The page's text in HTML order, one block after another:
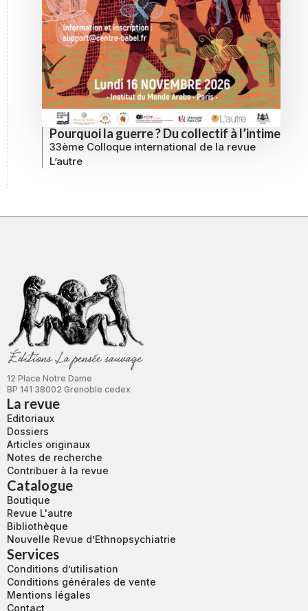
Pourquoi la guerre ? Du collectif à l’intime
33ème Colloque international de la revue
L’autre
12 Place Notre Dame
BP 141 38002 Grenoble cedex
La revue
Editoriaux
Dossiers
Articles originaux
Notes de recherche
Contribuer à la revue
Catalogue
Boutique
Revue L'autre
Bibliothèque
Nouvelle Revue d’Ethnopsychiatrie
Services
Conditions d’utilisation
Conditions générales de vente
Mentions légales
Contact